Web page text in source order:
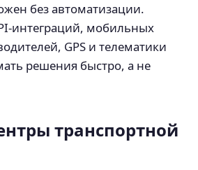
без автоматизации.
интеграций, мобильных
GPS и телематики
решения быстро, а не
транспортной